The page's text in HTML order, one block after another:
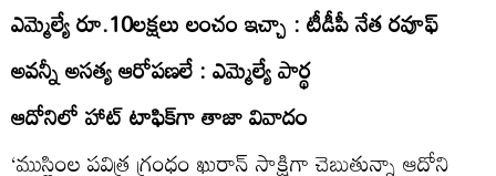
ఎమ్మెల్యే రూ.10లక్షలు లంచం ఇచ్చా : టీడీపీ నేత రవూఫ్‌
అవన్నీ అసత్య ఆరోపణలే : ఎమ్మెల్యే పార్థ
ఆదోనిలో హాట్‌ టాఫిక్‌గా తాజా వివాదం
‘ముస్లింల పవిత్ర గ్రంధం ఖురాన్‌ సాక్షిగా చెబుతున్నా ఆదోని